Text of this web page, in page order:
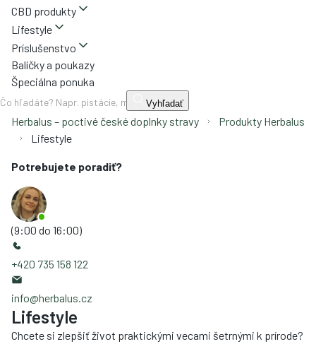
CBD produkty
Lifestyle
Príslušenstvo
Balíčky a poukazy
Špeciálna ponuka
Vyhľadať
Herbalus – poctivé české doplnky stravy
Produkty Herbalus
Lifestyle
Potrebujete poradiť?
(9:00 do 16:00)
+420 735 158 122
info@herbalus.cz
Lifestyle
Chcete si zlepšiť život praktickými vecami šetrnými k prírode?